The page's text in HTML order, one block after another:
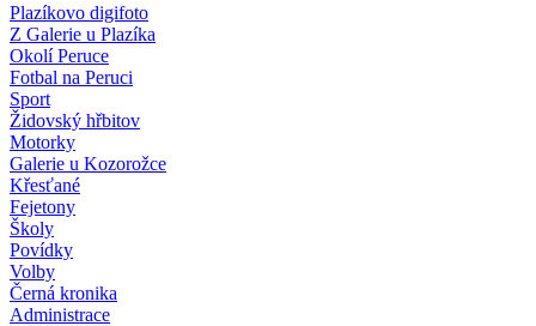
Plazíkovo digifoto
Z Galerie u Plazíka
Okolí Peruce
Fotbal na Peruci
Sport
Židovský hřbitov
Motorky
Galerie u Kozorožce
Křesťané
Fejetony
Školy
Povídky
Volby
Černá kronika
Administrace